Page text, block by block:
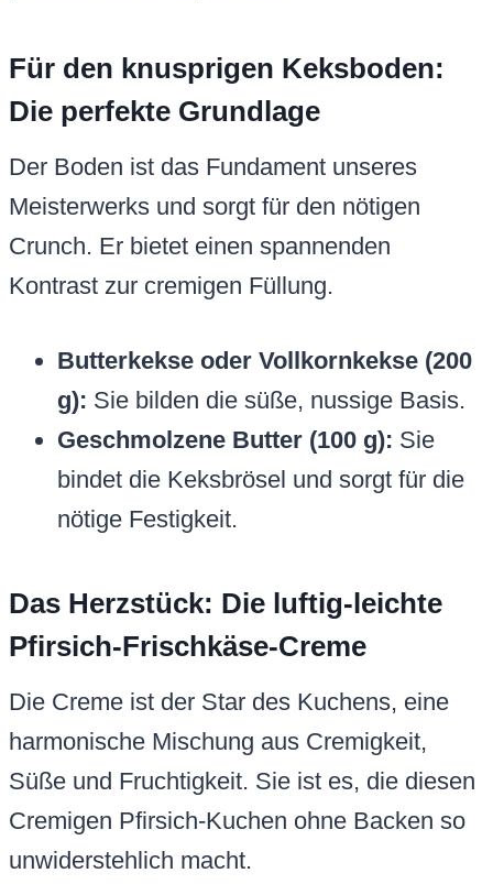
Für den knusprigen Keksboden:
Die perfekte Grundlage
Der Boden ist das Fundament unseres
Meisterwerks und sorgt für den nötigen
Crunch. Er bietet einen spannenden
Kontrast zur cremigen Füllung.
Butterkekse oder Vollkornkekse (200
g): Sie bilden die süße, nussige Basis.
Geschmolzene Butter (100 g): Sie
bindet die Keksbrösel und sorgt für die
nötige Festigkeit.
Das Herzstück: Die luftig-leichte
Pfirsich-Frischkäse-Creme
Die Creme ist der Star des Kuchens, eine
harmonische Mischung aus Cremigkeit,
Süße und Fruchtigkeit. Sie ist es, die diesen
Cremigen Pfirsich-Kuchen ohne Backen so
unwiderstehlich macht.